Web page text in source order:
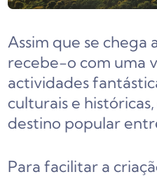
Assim que se chega
recebe-o com uma
actividades
culturais e
destino popular
Para facilitar a